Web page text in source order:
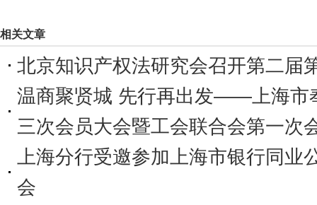
相关文章
北京知识产权法研究会召开第二届
温商聚贤城 先行再出发——上海市
三次会员大会暨工会联合会第一次
上海分行受邀参加上海市银行同
会